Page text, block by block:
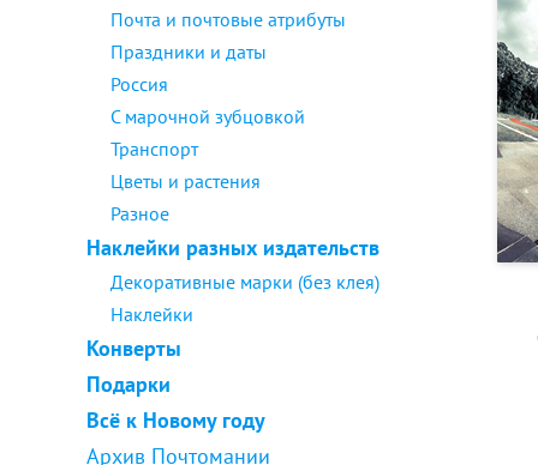
Почта и почтовые атрибуты
Праздники и даты
Россия
С марочной зубцовкой
Транспорт
Цветы и растения
Разное
Наклейки разных издательств
Декоративные марки (без клея)
Наклейки
Конверты
Подарки
Всё к Новому году
Архив Почтомании